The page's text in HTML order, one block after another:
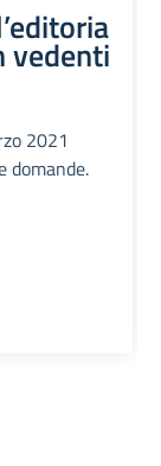
vedenti
2021
domande.